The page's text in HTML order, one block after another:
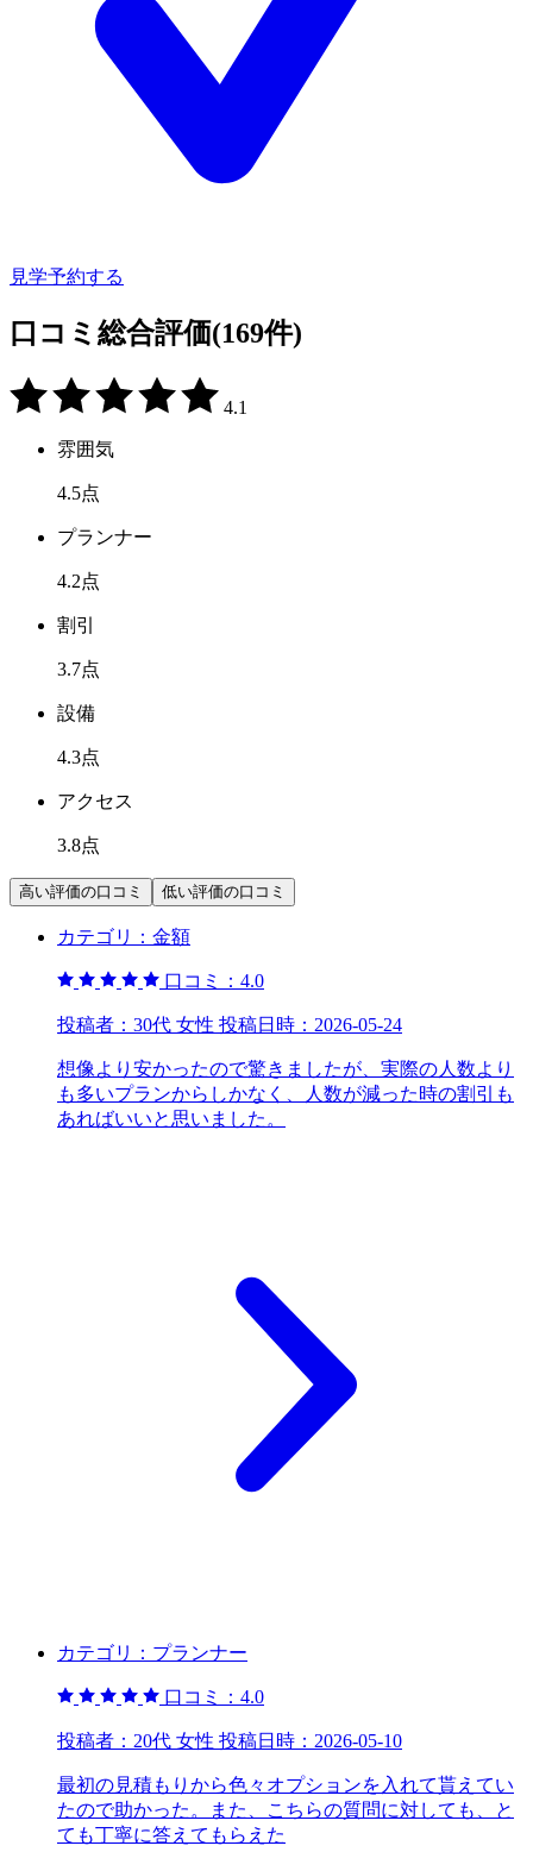
見学予約する
口コミ総合評価(169件)
4.1
雰囲気
4.5点
プランナー
4.2点
割引
3.7点
設備
4.3点
アクセス
3.8点
高い評価の口コミ 低い評価の口コミ
カテゴリ： 金額
口コミ： 4.0
投稿者： 30代 女性 投稿日時： 2026-05-24
想像より安かったので驚きましたが、実際の人数より
も多いプランからしかなく、人数が減った時の割引も
あればいいと思いました。
カテゴリ： プランナー
口コミ： 4.0
投稿者： 20代 女性 投稿日時： 2026-05-10
最初の見積もりから色々オプションを入れて貰えてい
たので助かった。また、こちらの質問に対しても、と
ても丁寧に答えてもらえた